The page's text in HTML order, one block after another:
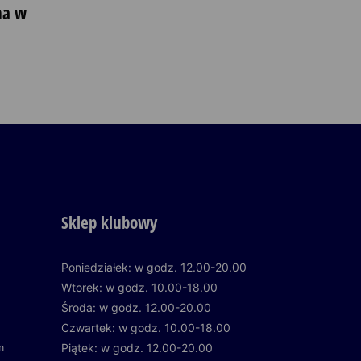
w
Sklep klubowy
Poniedziałek: w godz. 12.00-20.00
Wtorek: w godz. 10.00-18.00
Środa: w godz. 12.00-20.00
Czwartek: w godz. 10.00-18.00
Piątek: w godz. 12.00-20.00